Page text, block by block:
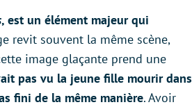
, est un élément majeur qui
revit souvent la même scène,
image glaçante prend une
pas vu la jeune fille mourir dans
fini de la même manière. Avoir